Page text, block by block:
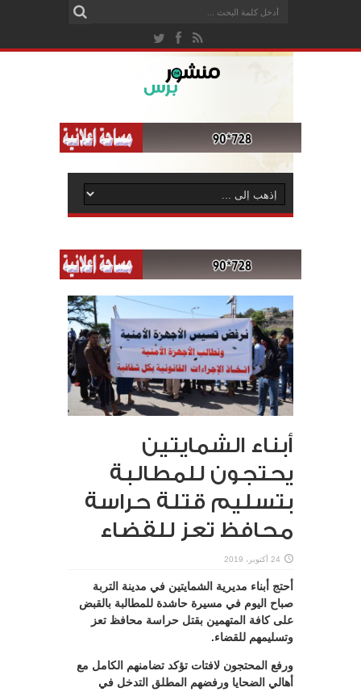
أبناء الشمايتين
يحتجون للمطالبة
بتسليم قتلة حراسة
محافظ تعز للقضاء
24 أكتوبر، 2019
أحتج أبناء مديرية الشمايتين في مدينة التربة
صباح اليوم في مسيرة حاشدة للمطالبة بالقبض
على كافة المتهمين بقتل حراسة محافظ تعز
وتسليمهم للقضاء.
ورفع المحتجون لافتات تؤكد تضامنهم الكامل مع
أهالي الضحايا ورفضهم المطلق التدخل في